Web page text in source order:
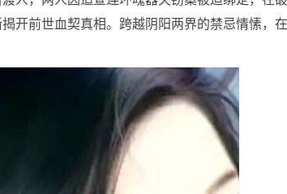
开前世血契真相。跨越阴阳两界的禁忌情愫，